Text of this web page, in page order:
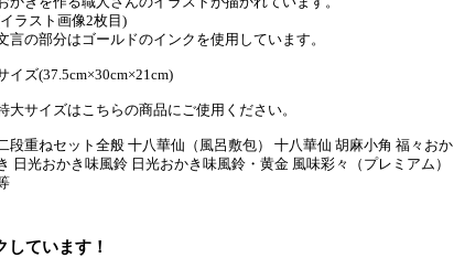
ラスト画像2枚目)
言の部分はゴールドのインクを使用しています。
イズ(37.5cm×30cm×21cm)
大サイズはこちらの商品にご使用ください。
段重ねセット全般 十八華仙（風呂敷包） 十八華仙 胡麻小角 福々おか
日光おかき味風鈴 日光おかき味風鈴・黄金 風味彩々（プレミアム）
ています！